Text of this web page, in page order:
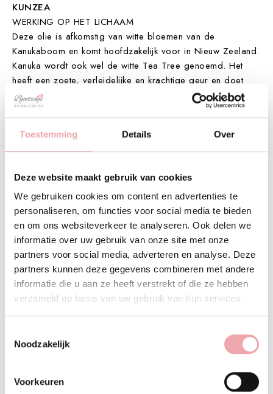
Toestemming Details Over
Deze website maakt gebruik van cookies
We gebruiken cookies om content en advertenties te
personaliseren, om functies voor social media te bieden
en om ons websiteverkeer te analyseren. Ook delen we
informatie over uw gebruik van onze site met onze
partners voor social media, adverteren en analyse. Deze
partners kunnen deze gegevens combineren met andere
informatie die u aan ze heeft verstrekt of die ze hebben
verzameld op basis van uw gebruik van hun services.
Noodzakelijk
Voorkeuren
KUNZEA
WERKING OP HET LICHAAM
Deze olie is afkomstig van witte bloemen van de
Kanukaboom en komt hoofdzakelijk voor in Nieuw Zeeland.
Kanuka wordt ook wel de witte Tea Tree genoemd. Het
heeft een zoete, verleidelijke en krachtige geur en doet
denken aan bloemen, doordringend maar zoet of
opwindend maar fris. Zijn zoete en verleidelijke geur
doeltreffendheid in het bestrijden van virale
luchtweginfecties en heeft hierbij een opmerkelijke
doet ook denken aan bloemen, indringend maar zoet,
opwindend maar fris.
WERKING OP DE GEEST
Kunzea maakt ons meer bewust van ons lichaam, onze
behoeften, onze krachten en onze tegenstrijdigheden. Het
helpt om ons vast patroon van bepaalde overtuigingen en
angsten, gemakkelijker los te laten en om mentaal en
spiritueel te groeien. Verlicht pijn wanneer we ons bewust
worden van onze negatieve starheid of koppigheid en
hebben aangedaan. Het lost blokkades en spanningen op
wanneer interne conflicten ons verlammen en ons blokkeren
in onze evolutie en vooruitgang. Het maakt dynamisch,
moedig, wekt de ondernemingsgeest op en verbindt ons